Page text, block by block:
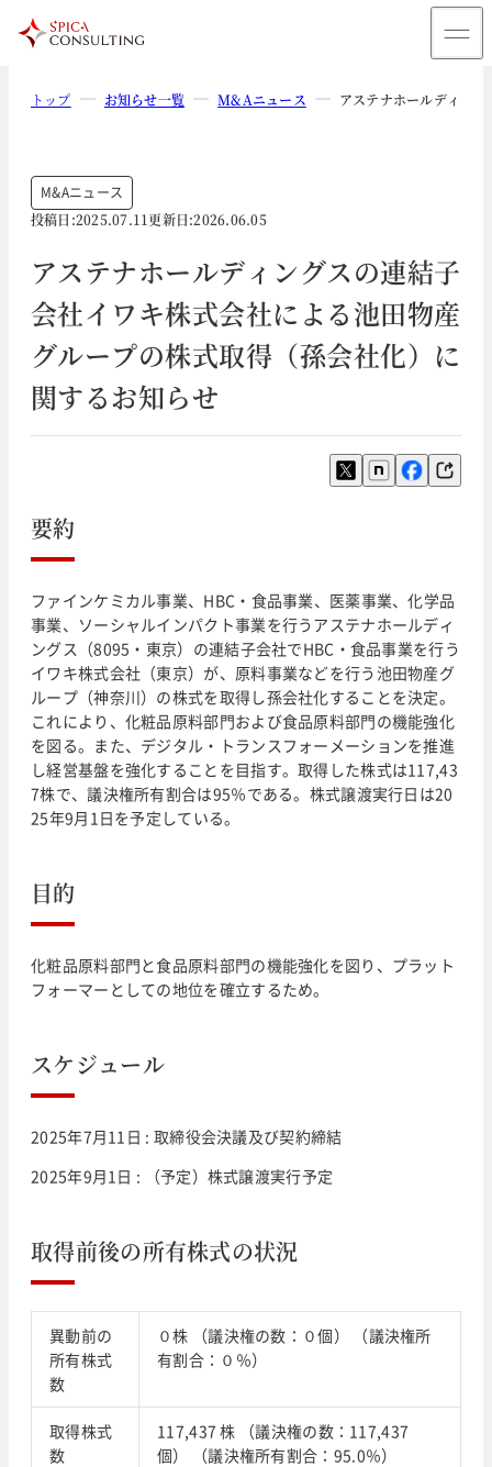
トップ お知らせ一覧 M&Aニュース アステナホールディン
M&Aニュース
投稿日:2025.07.11更新日:2026.06.05
アステナホールディングスの連結子
会社イワキ株式会社による池田物産
グループの株式取得（孫会社化）に
関するお知らせ
要約
ファインケミカル事業、HBC・食品事業、医薬事業、化学品
事業、ソーシャルインパクト事業を行うアステナホールディ
ングス（8095・東京）の連結子会社でHBC・食品事業を行う
イワキ株式会社（東京）が、原料事業などを行う池田物産グ
ループ（神奈川）の株式を取得し孫会社化することを決定。
これにより、化粧品原料部門および食品原料部門の機能強化
を図る。また、デジタル・トランスフォーメーションを推進
し経営基盤を強化することを目指す。取得した株式は117,43
7株で、議決権所有割合は95％である。株式譲渡実行日は20
25年9月1日を予定している。
目的
化粧品原料部門と食品原料部門の機能強化を図り、プラット
フォーマーとしての地位を確立するため。
スケジュール
2025年7月11日 : 取締役会決議及び契約締結
2025年9月1日 : （予定）株式譲渡実行予定
取得前後の所有株式の状況
異動前の
所有株式
数
０株 （議決権の数：０個） （議決権所
有割合：０％）
取得株式
数
117,437 株 （議決権の数：117,437
個） （議決権所有割合：95.0％）